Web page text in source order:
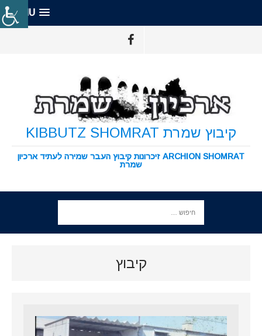
MENU
קיבוץ שמרת KIBBUTZ SHOMRAT
ARCHION SHOMRAT זיכרונות קיבוץ העבר שמירה לעתיד ארכיון
שמרת
קיבוץ